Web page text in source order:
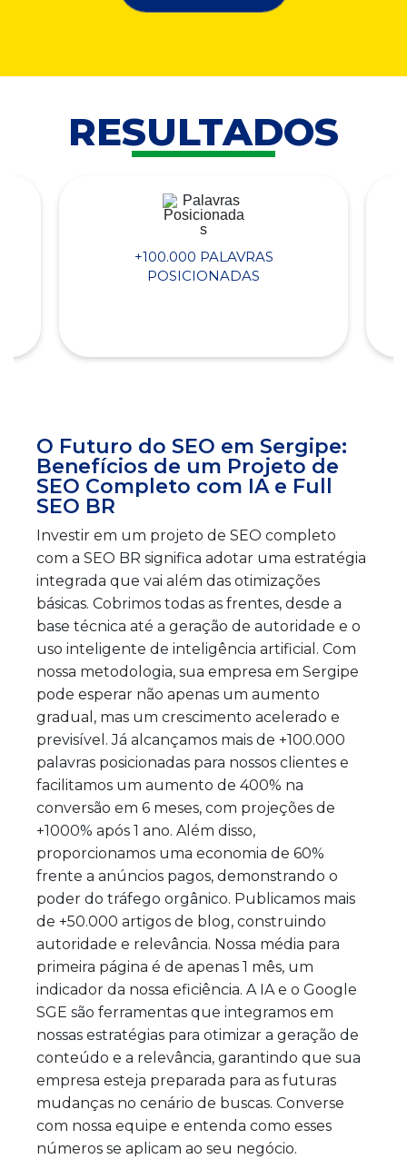
RESULTADOS
+100.000 PALAVRAS
POSICIONADAS
O Futuro do SEO em Sergipe:
Benefícios de um Projeto de
SEO Completo com IA e Full
SEO BR
Investir em um projeto de SEO completo
com a SEO BR significa adotar uma estratégia
integrada que vai além das otimizações
básicas. Cobrimos todas as frentes, desde a
base técnica até a geração de autoridade e o
uso inteligente de inteligência artificial. Com
nossa metodologia, sua empresa em Sergipe
pode esperar não apenas um aumento
gradual, mas um crescimento acelerado e
previsível. Já alcançamos mais de +100.000
palavras posicionadas para nossos clientes e
facilitamos um aumento de 400% na
conversão em 6 meses, com projeções de
+1000% após 1 ano. Além disso,
proporcionamos uma economia de 60%
frente a anúncios pagos, demonstrando o
poder do tráfego orgânico. Publicamos mais
de +50.000 artigos de blog, construindo
autoridade e relevância. Nossa média para
primeira página é de apenas 1 mês, um
indicador da nossa eficiência. A IA e o Google
SGE são ferramentas que integramos em
nossas estratégias para otimizar a geração de
conteúdo e a relevância, garantindo que sua
empresa esteja preparada para as futuras
mudanças no cenário de buscas. Converse
com nossa equipe e entenda como esses
números se aplicam ao seu negócio.